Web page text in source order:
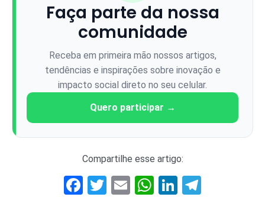
Faça parte da nossa
comunidade
Receba em primeira mão nossos artigos,
tendências e inspirações sobre inovação e
impacto social direto no seu celular.
Quero participar →
Compartilhe esse artigo:
Facebook
Twitter
EmailWhatsApp
LinkedIn